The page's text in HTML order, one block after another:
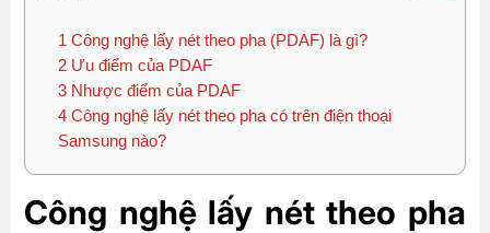
1 Công nghệ lấy nét theo pha (PDAF) là gì?
2 Ưu điểm của PDAF
3 Nhược điểm của PDAF
4 Công nghệ lấy nét theo pha có trên điện thoại
Samsung nào?
Công nghệ lấy nét theo pha